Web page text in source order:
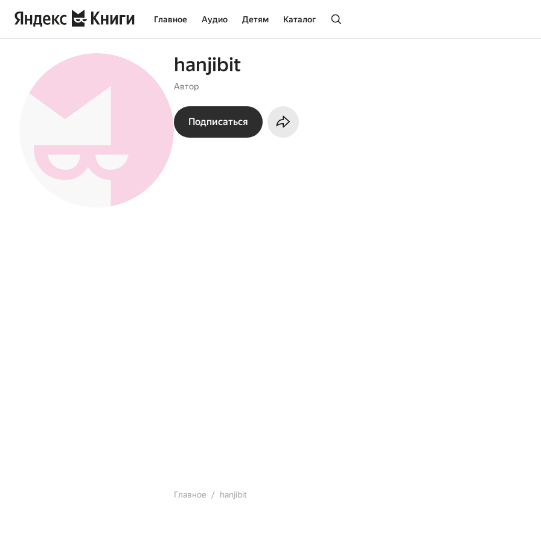
Главное Аудио Детям Каталог
hanjibit
Автор
Подписаться
Главное hanjibit